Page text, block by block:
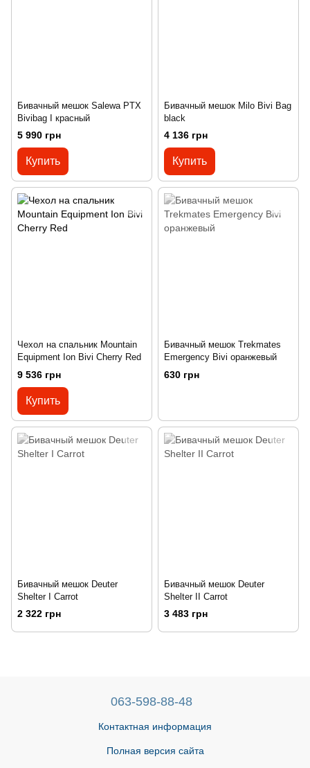
Бивачный мешок Salewa PTX
Bivibag I красный
5 990 грн
Купить
Бивачный мешок Milo Bivi Bag
black
4 136 грн
Купить
Чехол на спальник Mountain
Equipment Ion Bivi Cherry Red
9 536 грн
Купить
Бивачный мешок Trekmates
Emergency Bivi оранжевый
630 грн
Бивачный мешок Deuter
Shelter I Carrot
2 322 грн
Бивачный мешок Deuter
Shelter II Carrot
3 483 грн
063-598-88-48
Контактная информация
Полная версия сайта